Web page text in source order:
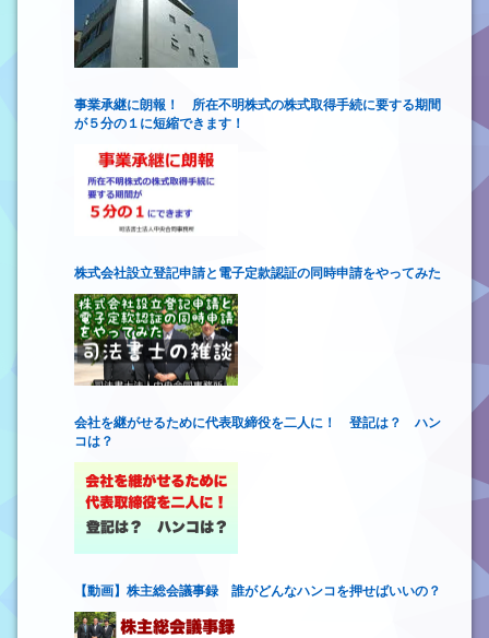
事業承継に朗報！ 所在不明株式の株式取得手続に要する期間
が５分の１に短縮できます！
株式会社設立登記申請と電子定款認証の同時申請をやってみた
会社を継がせるために代表取締役を二人に！ 登記は？ ハン
コは？
【動画】株主総会議事録 誰がどんなハンコを押せばいいの？